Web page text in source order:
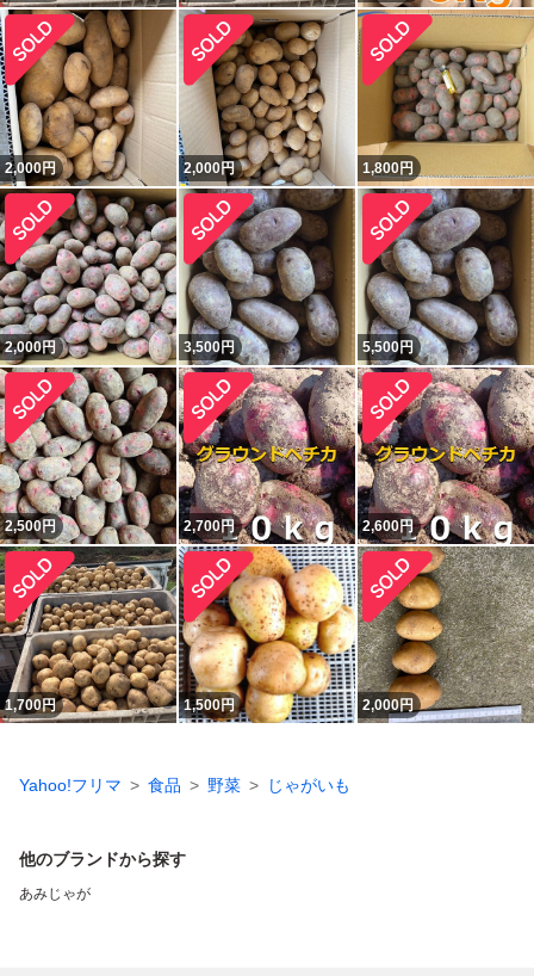
2,000円 2,000円 1,800円
2,000円 3,500円 5,500円
2,500円 2,700円 2,600円
1,700円 1,500円 2,000円
Yahoo!フリマ 食品 野菜 じゃがいも
他のブランドから探す
あみじゃが